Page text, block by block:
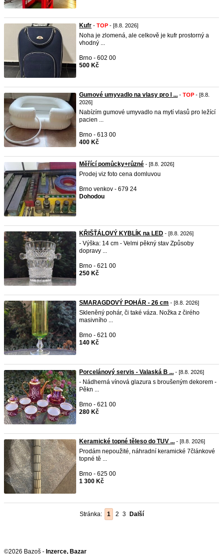
Kufr - TOP - [8.8. 2026]
Noha je zlomená, ale celkově je kufr prostorný a
vhodný ...
Brno - 602 00
500 Kč
Gumové umyvadlo na vlasy pro l ... - TOP - [8.8.
2026]
Nabízím gumové umyvadlo na mytí vlasů pro ležící
pacien ...
Brno - 613 00
400 Kč
Měřící pomůcky+různé - [8.8. 2026]
Prodej viz foto cena domluvou
Brno venkov - 679 24
Dohodou
KŘIŠŤÁLOVÝ KYBLÍK na LED - [8.8. 2026]
- Výška: 14 cm - Velmi pěkný stav Způsoby
dopravy ...
Brno - 621 00
250 Kč
SMARAGDOVÝ POHÁR - 26 cm - [8.8. 2026]
Skleněný pohár, či také váza. Nožka z čirého
masivního ...
Brno - 621 00
140 Kč
Porcelánový servis - Valaská B ... - [8.8. 2026]
- Nádherná vínová glazura s broušeným dekorem -
Pěkn ...
Brno - 621 00
280 Kč
Keramické topné těleso do TUV ... - [8.8. 2026]
Prodám nepoužité, náhradní keramické 7článkové
topné tě ...
Brno - 625 00
1 300 Kč
Stránka: 1 2 3 Další
©2026 Bazoš - Inzerce, Bazar